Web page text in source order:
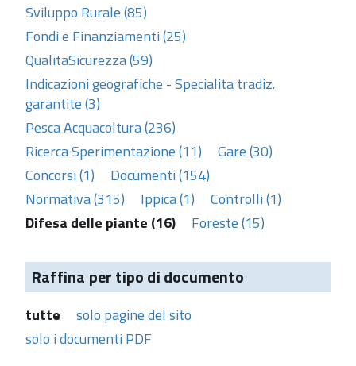
Sviluppo Rurale (85)
Fondi e Finanziamenti (25)
QualitaSicurezza (59)
Indicazioni geografiche - Specialita tradiz.
garantite (3)
Pesca Acquacoltura (236)
Ricerca Sperimentazione (11)
Gare (30)
Concorsi (1)
Documenti (154)
Normativa (315)
Ippica (1)
Controlli (1)
Difesa delle piante (16)
Foreste (15)
Raffina per tipo di documento
tutte
solo pagine del sito
solo i documenti PDF